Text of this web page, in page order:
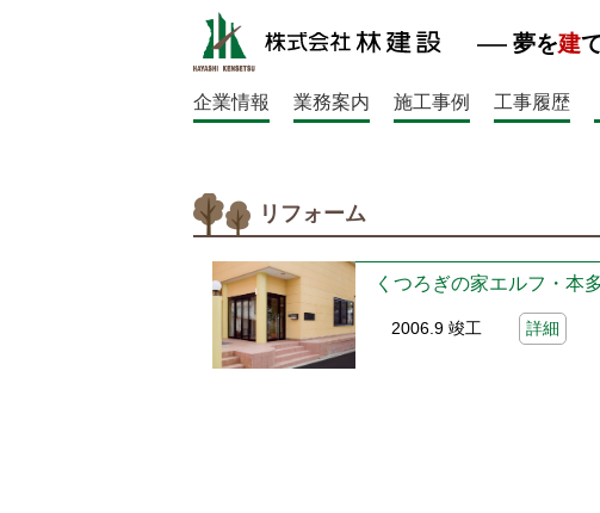
夢を建
企業情報 業務案内 施工事例 工事履歴
リフォーム
くつろぎの家エルフ・本
2006.9 竣工 詳細